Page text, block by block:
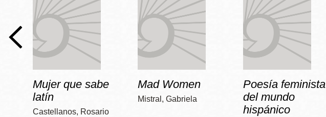
Mujer que sabe
latín
Castellanos, Rosario
Mad Women
Mistral, Gabriela
Poesía feminista
del mundo
hispánico